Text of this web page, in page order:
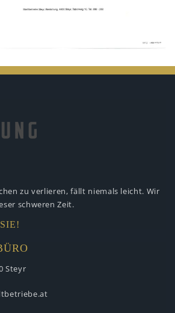
zu verlieren, fällt niemals leicht. Wir
schweren Zeit.
Steyr